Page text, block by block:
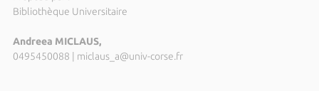
Bibliothèque Universitaire
Andreea MICLAUS,
0495450088
miclaus_a@univ-corse.fr